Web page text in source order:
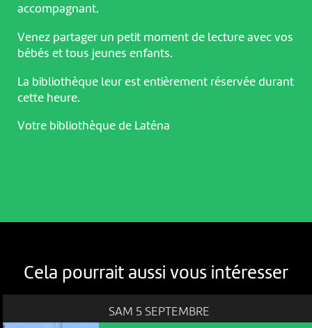
NOUS UTILISONS DES COOKIES
En poursuivant votre navigation sur le culturoscoPe site vous
consentez à l’utilisation de cookies. Les cookies nous
accompagnant.
Venez partager un petit moment de lecture avec vos
bébés et tous jeunes enfants.
La bibliothèque leur est entièrement réservée durant
cette heure.
Votre bibliothèque de Laténa
Cela pourrait aussi vous intéresser
SAM 5 SEPTEMBRE